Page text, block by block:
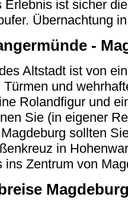
Erlebnis ist sicher
Übernachtung
-
Altstadt ist von
und
Rolandfigur und
Sie (in eigener
sollten
in
ins Zentrum von
Magdeburg